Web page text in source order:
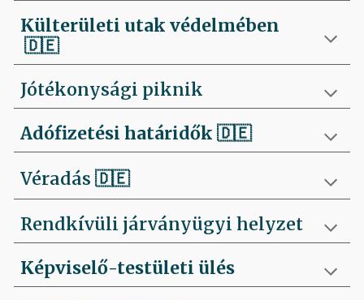
Külterületi utak védelmében
🇩🇪
Jótékonysági piknik
Adófizetési határidők🇩🇪
Véradás🇩🇪
Rendkívüli járványügyi helyzet
Képviselő-testületi ülés